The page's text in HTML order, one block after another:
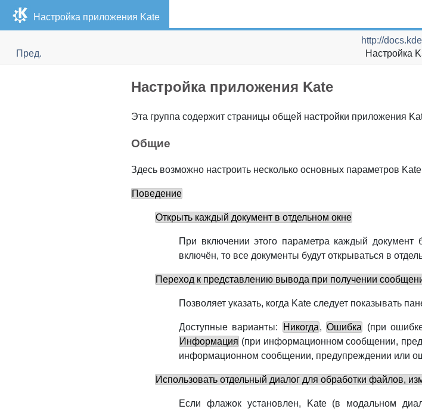
Настройка приложения Kate
http://
Пред.
Настройка
Настройка приложения Kate
Эта группа содержит страницы общей настройки приложения
Общие
Здесь возможно настроить несколько основных параметров Kate
Поведение
Открыть каждый документ в отдельном окне
При включении этого параметра каждый документ
включён, то все документы будут открываться в
Переход к представлению вывода при получении
Позволяет указать, когда Kate следует показывать
Доступные варианты: Никогда, Ошибка (при
Информация (при информационном сообщении,
информационном сообщении, предупреждении или
Использовать отдельный диалог для обработки файлов,
Если флажок установлен, Kate(в модальном